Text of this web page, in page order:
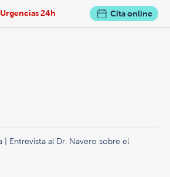
Urgencias 24h Cita online
| Entrevista al Dr. Navero sobre el